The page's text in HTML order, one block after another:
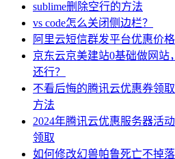
sublime删除空行的方法
vs code怎么关闭侧边栏？
阿里云短信群发平台优惠价
京东云京美建站0基础做网站
还行？
不看后悔的腾讯云优惠券领
方法
2024年腾讯云优惠服务器活
领取
如何修改幻兽帕鲁死亡不掉